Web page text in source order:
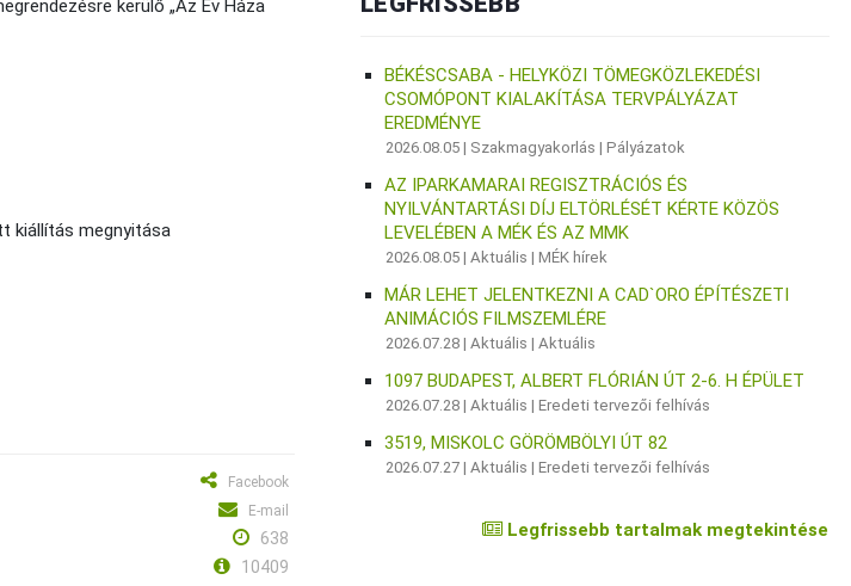
kerülő „Az Év Háza
kiállítás megnyitása
Facebook
E-mail
638
10409
BÉKÉSCSABA - HELYKÖZI TÖMEGKÖZLEKEDÉSI
CSOMÓPONT KIALAKÍTÁSA TERVPÁLYÁZAT
EREDMÉNYE
2026.08.05 | Szakmagyakorlás |Pályázatok
AZ IPARKAMARAI REGISZTRÁCIÓS ÉS
NYILVÁNTARTÁSI DÍJ ELTÖRLÉSÉT KÉRTE KÖZÖS
LEVELÉBEN A MÉK ÉS AZ MMK
2026.08.05 |Aktuális |MÉK hírek
MÁR LEHET JELENTKEZNI A CAD`ORO ÉPÍTÉSZETI
ANIMÁCIÓS FILMSZEMLÉRE
2026.07.28 |Aktuális |Aktuális
1097 BUDAPEST, ALBERT FLÓRIÁN ÚT 2-6. H ÉPÜLET
2026.07.28 |Aktuális |Eredeti tervezői felhívás
3519, MISKOLC GÖRÖMBÖLYI ÚT 82
2026.07.27 |Aktuális |Eredeti tervezői felhívás
Legfrissebb tartalmak megtekintése